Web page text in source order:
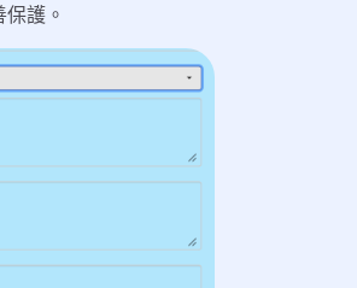
護。